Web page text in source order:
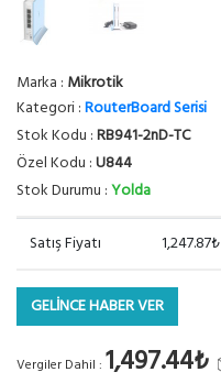
Marka : Mikrotik
Kategori :RouterBoard Serisi
Stok Kodu :RB941-2nD-TC
Özel Kodu :U844
Stok Durumu :Yolda
Satış Fiyatı 1,247.87₺
GELİNCE HABER VER
Vergiler Dahil : 1,497.44₺